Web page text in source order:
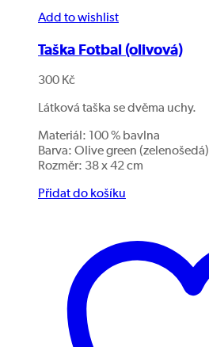
Add to wishlist
Taška Fotbal (olivová)
300 Kč
Látková taška se dvěma uchy.
Materiál: 100 % bavlna
Barva: Olive green (zelenošedá)
Rozměr: 38 x 42 cm
Přidat do košíku